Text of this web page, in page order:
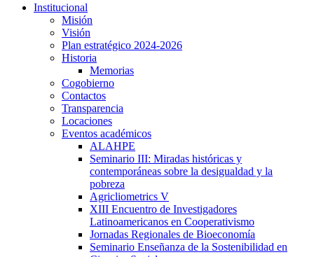
Institucional
Misión
Visión
Plan estratégico 2024-2026
Historia
Memorias
Cogobierno
Contactos
Transparencia
Locaciones
Eventos académicos
ALAHPE
Seminario III: Miradas históricas y
contemporáneas sobre la desigualdad y la
pobreza
Agricliometrics V
XIII Encuentro de Investigadores
Latinoamericanos en Cooperativismo
Jornadas Regionales de Bioeconomía
Seminario Enseñanza de la Sostenibilidad en